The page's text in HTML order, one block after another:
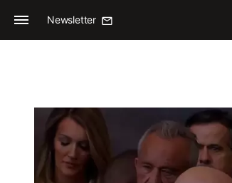
Newsletter